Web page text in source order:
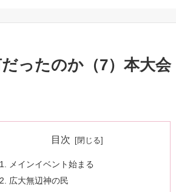
ったのか（7）本大会
目次
メインイベント始まる
広大無辺神の民